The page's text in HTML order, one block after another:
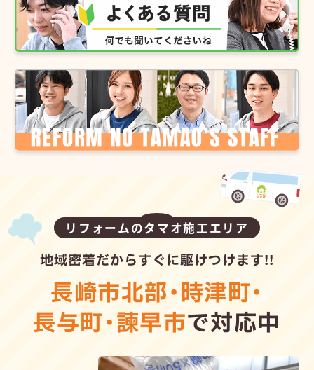
リフォームのタマオ施工エリア
地域密着だからすぐに駆けつけます!!
長崎市北部・時津町・
長与町・諫早市で対応中